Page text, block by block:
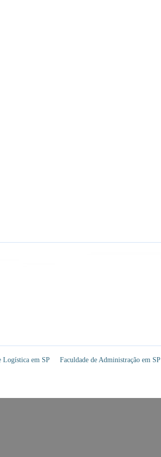
Logística em SP Faculdade de Administração em SP